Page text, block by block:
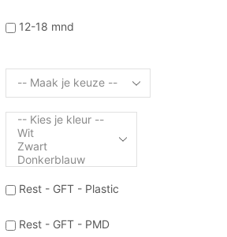
12-18 mnd
Rest - GFT - Plastic
Rest - GFT - PMD